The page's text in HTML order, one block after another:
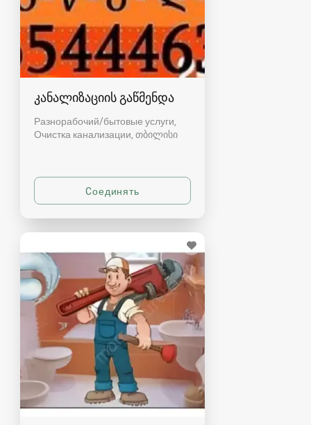
კანალიზაციის გაწმენდა
Разнорабочий/бытовые услуги,
Очистка канализации თბილისი